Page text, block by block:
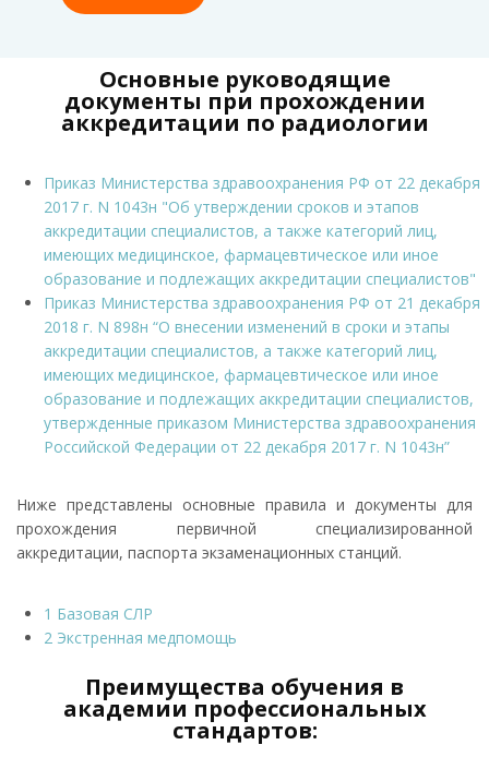
Основные руководящие
документы при прохождении
аккредитации по радиологии
Приказ Министерства здравоохранения РФ от 22 декабря
2017 г. N 1043н "Об утверждении сроков и этапов
аккредитации специалистов, а также категорий лиц,
имеющих медицинское, фармацевтическое или иное
образование и подлежащих аккредитации специалистов"
Приказ Министерства здравоохранения РФ от 21 декабря
2018 г. N 898н “О внесении изменений в сроки и этапы
аккредитации специалистов, а также категорий лиц,
имеющих медицинское, фармацевтическое или иное
образование и подлежащих аккредитации специалистов,
утвержденные приказом Министерства здравоохранения
Российской Федерации от 22 декабря 2017 г. N 1043н”
Ниже представлены основные правила и документы для
прохождения первичной специализированной
аккредитации, паспорта экзаменационных станций.
1 Базовая СЛР
2 Экстренная медпомощь
Преимущества обучения в
академии профессиональных
стандартов: